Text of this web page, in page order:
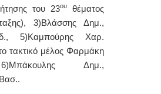
του 23ουθέματος
3)Βλάσσης Δημ.,
5)Καμπούρης Χαρ.
τακτικό μέλος Φαρμάκη
Δημ.,